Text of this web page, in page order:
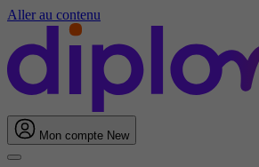
Aller au contenu
Mon compte New